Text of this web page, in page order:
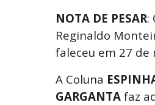
NOTA DE PESAR:
Reginaldo
faleceu em 27 de
A Coluna
GARGANTA faz